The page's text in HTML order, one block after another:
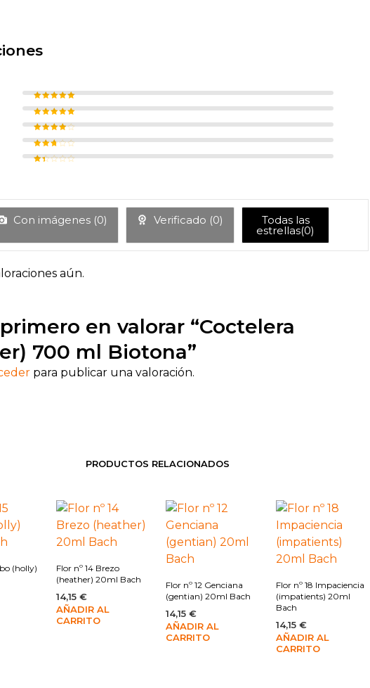
Valorado con5de
5
Valorado con
4de 5
Valorado
con3de
Valorad
o con
Con imágenes (0) Verificado (0) Todas las
estrellas(0)
aún.
en valorar “Coctelera
700 ml Biotona”
para publicar una valoración.
PRODUCTOS RELACIONADOS
(holly)
Flor nº 14 Brezo
(heather) 20ml Bach
14,15€
AÑADIR AL
CARRITO
Flor nº 12 Genciana
(gentian) 20ml Bach
14,15€
AÑADIR AL
CARRITO
Flor nº 18 Impaciencia
(impatients) 20ml
Bach
14,15 €
AÑADIR AL
CARRITO